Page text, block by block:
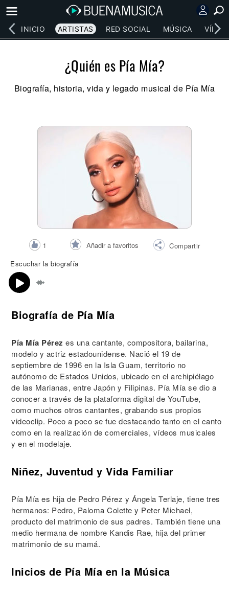
INICIO ARTISTAS RED SOCIAL MÚSICA
¿Quién es Pía Mía?
Biografía, historia, vida y legado musical de Pía Mía
1 Añadir a favoritos
Compartir
Escuchar la biografía
Biografía de Pía Mía
Pía Mía Pérez es una cantante, compositora, bailarina,
modelo y actriz estadounidense. Nació el 19 de
septiembre de 1996 en la Isla Guam, territorio no
autónomo de Estados Unidos, ubicado en el archipiélago
de las Marianas, entre Japón y Filipinas. Pía Mía se dio a
conocer a través de la plataforma digital de YouTube,
como muchos otros cantantes, grabando sus propios
videoclip. Poco a poco se fue destacando tanto en el canto
como en la realización de comerciales, vídeos musicales
y en el modelaje.
Niñez, Juventud y Vida Familiar
Pía Mía es hija de Pedro Pérez y Ángela Terlaje, tiene tres
hermanos: Pedro, Paloma Colette y Peter Michael,
producto del matrimonio de sus padres. También tiene una
medio hermana de nombre Kandis Rae, hija del primer
matrimonio de su mamá.
Inicios de Pía Mía en la Música